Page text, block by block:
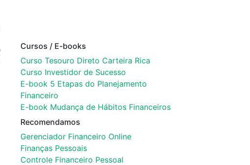
Cursos / E-books
Curso Tesouro Direto Carteira Rica
Curso Investidor de Sucesso
E-book 5 Etapas do Planejamento
Financeiro
E-book Mudança de Hábitos Financeiros
Recomendamos
Gerenciador Financeiro Online
Finanças Pessoais
Controle Financeiro Pessoal